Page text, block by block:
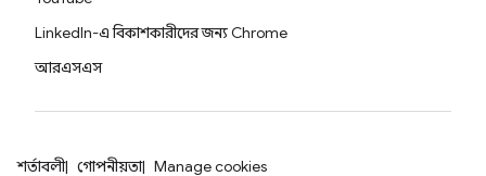
LinkedIn-এ বিকাশকারীদের জন্য Chrome
আরএসএস
শর্তাবলী গোপনীয়তা Manage cookies